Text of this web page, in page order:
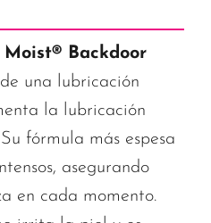
Moist® Backdoor
una lubricación
la lubricación
fórmula más espesa
asegurando
en cada momento.